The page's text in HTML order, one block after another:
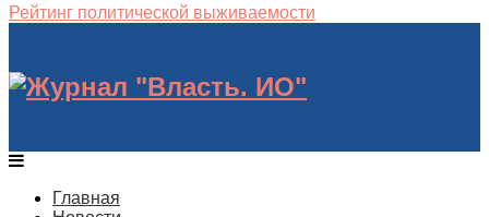
Рейтинг политической выживаемости
Главная